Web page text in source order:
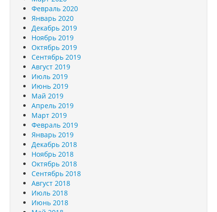
Февраль 2020
Январь 2020
Декабрь 2019
Ноябрь 2019
Октябрь 2019
Сентябрь 2019
Август 2019
Июль 2019
Июнь 2019
Май 2019
Апрель 2019
Март 2019
Февраль 2019
Январь 2019
Декабрь 2018
Ноябрь 2018
Октябрь 2018
Сентябрь 2018
Август 2018
Июль 2018
Июнь 2018